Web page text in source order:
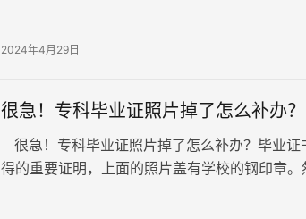
2024年4月29日
很急！专科毕业证照片掉了怎么补办？
很急！专科毕业证照片掉了怎么补办？毕业证
得的重要证明，上面的照片盖有学校的钢印章